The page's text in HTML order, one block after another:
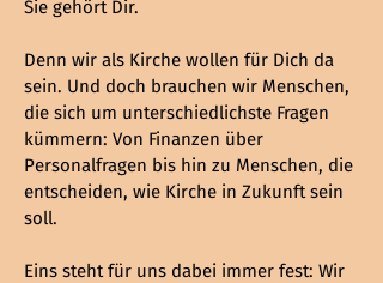
Sie gehört Dir.
Denn wir als Kirche wollen für Dich da
sein. Und doch brauchen wir Menschen,
die sich um unterschiedlichste Fragen
kümmern: Von Finanzen über
Personalfragen bis hin zu Menschen, die
entscheiden, wie Kirche in Zukunft sein
soll.
Eins steht für uns dabei immer fest: Wir